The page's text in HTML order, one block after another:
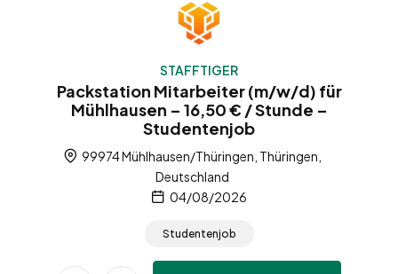
STAFFTIGER
Packstation Mitarbeiter (m/w/d) für
Mühlhausen – 16,50 € / Stunde –
Studentenjob
99974 Mühlhausen/Thüringen, Thüringen,
Deutschland
04/08/2026
Studentenjob